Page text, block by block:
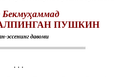
ПУШКИН
эссенинг давоми
. . .